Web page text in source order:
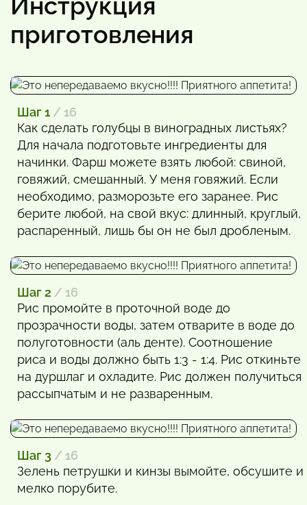
приготовления
Шаг 1 / 16
Как сделать голубцы в виноградных листьях?
Для начала подготовьте ингредиенты для
начинки. Фарш можете взять любой: свиной,
говяжий, смешанный. У меня говяжий. Если
необходимо, разморозьте его заранее. Рис
берите любой, на свой вкус: длинный, круглый,
распаренный, лишь бы он не был дробленым.
Шаг 2 / 16
Рис промойте в проточной воде до
прозрачности воды, затем отварите в воде до
полуготовности (аль денте). Соотношение
риса и воды должно быть 1:3 - 1:4. Рис откиньте
на дуршлаг и охладите. Рис должен получиться
рассыпчатым и не разваренным.
Шаг 3 / 16
Зелень петрушки и кинзы вымойте, обсушите и
мелко порубите.